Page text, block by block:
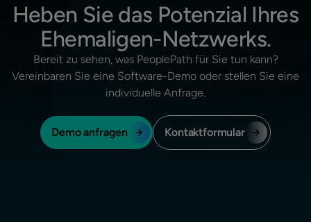
Heben Sie das Potenzial Ihres
Ehemaligen-Netzwerks.
Bereit zu sehen, was PeoplePath für Sie tun kann?
Vereinbaren Sie eine Software-Demo oder stellen Sie eine
individuelle Anfrage.
Demo anfragen Kontaktformular